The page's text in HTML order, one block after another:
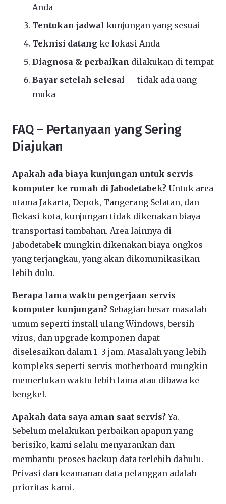
Anda
Tentukan jadwal kunjungan yang sesuai
Teknisi datang ke lokasi Anda
Diagnosa & perbaikan dilakukan di tempat
Bayar setelah selesai — tidak ada uang
muka
FAQ – Pertanyaan yang Sering
Diajukan
Apakah ada biaya kunjungan untuk servis
komputer ke rumah di Jabodetabek? Untuk area
utama Jakarta, Depok, Tangerang Selatan, dan
Bekasi kota, kunjungan tidak dikenakan biaya
transportasi tambahan. Area lainnya di
Jabodetabek mungkin dikenakan biaya ongkos
yang terjangkau, yang akan dikomunikasikan
lebih dulu.
Berapa lama waktu pengerjaan servis
komputer kunjungan? Sebagian besar masalah
umum seperti install ulang Windows, bersih
virus, dan upgrade komponen dapat
diselesaikan dalam 1–3 jam. Masalah yang lebih
kompleks seperti servis motherboard mungkin
memerlukan waktu lebih lama atau dibawa ke
bengkel.
Apakah data saya aman saat servis?Ya.
Sebelum melakukan perbaikan apapun yang
berisiko, kami selalu menyarankan dan
membantu proses backup data terlebih dahulu.
Privasi dan keamanan data pelanggan adalah
prioritas kami.